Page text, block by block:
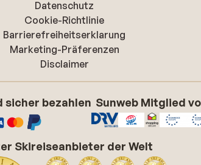
Datenschutz
Cookie-Richtlinie
Barrierefreiheitserklarung
Marketing-Präferenzen
Disclaimer
sicher bezahlen Sunweb Mitglied
Skireiseanbieter der Welt